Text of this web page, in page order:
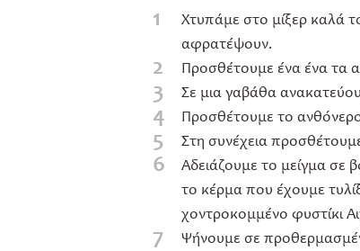
1
Χτυπάμε στο μίξερ καλά
αφρατέψουν.
2 Προσθέτουμε ένα ένα τα
3 Σε μια γαβάθα
4 Προσθέτουμε το
5 Στη συνέχεια
6
Αδειάζουμε το μείγμα σε
το κέρμα που έχουμε
χοντροκομμένο φυστίκι
7
Ψήνουμε σε